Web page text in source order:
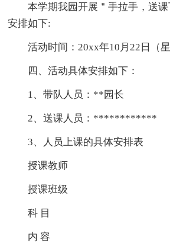
本学期我园开展＂手拉手，送课
安排如下:
活动时间：20xx年10月22日（星
四、活动具体安排如下：
1、带队人员：**园长
2、送课人员：************
3、人员上课的具体安排表
授课教师
授课班级
科 目
内 容